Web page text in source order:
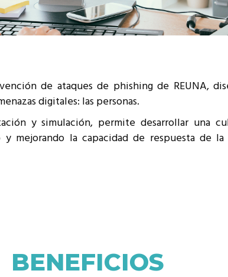
a REUNA
de ataques de phishing de REUNA,
digitales: las personas.
y simulación, permite desarrollar una
mejorando la capacidad de respuesta de
BENEFICIOS